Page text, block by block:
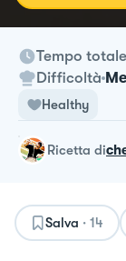
Tempo totale
Difficoltà
Healthy
ricetta di
Salva · 14